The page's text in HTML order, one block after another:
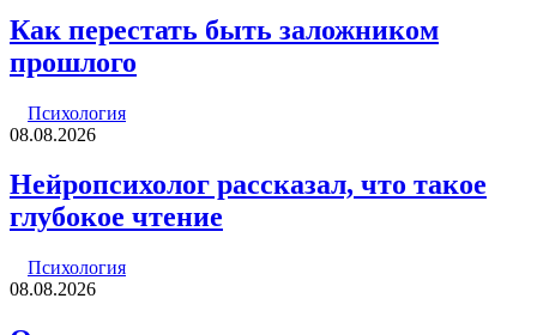
Как перестать быть заложником
прошлого
Психология
08.08.2026
Нейропсихолог рассказал, что такое
глубокое чтение
Психология
08.08.2026